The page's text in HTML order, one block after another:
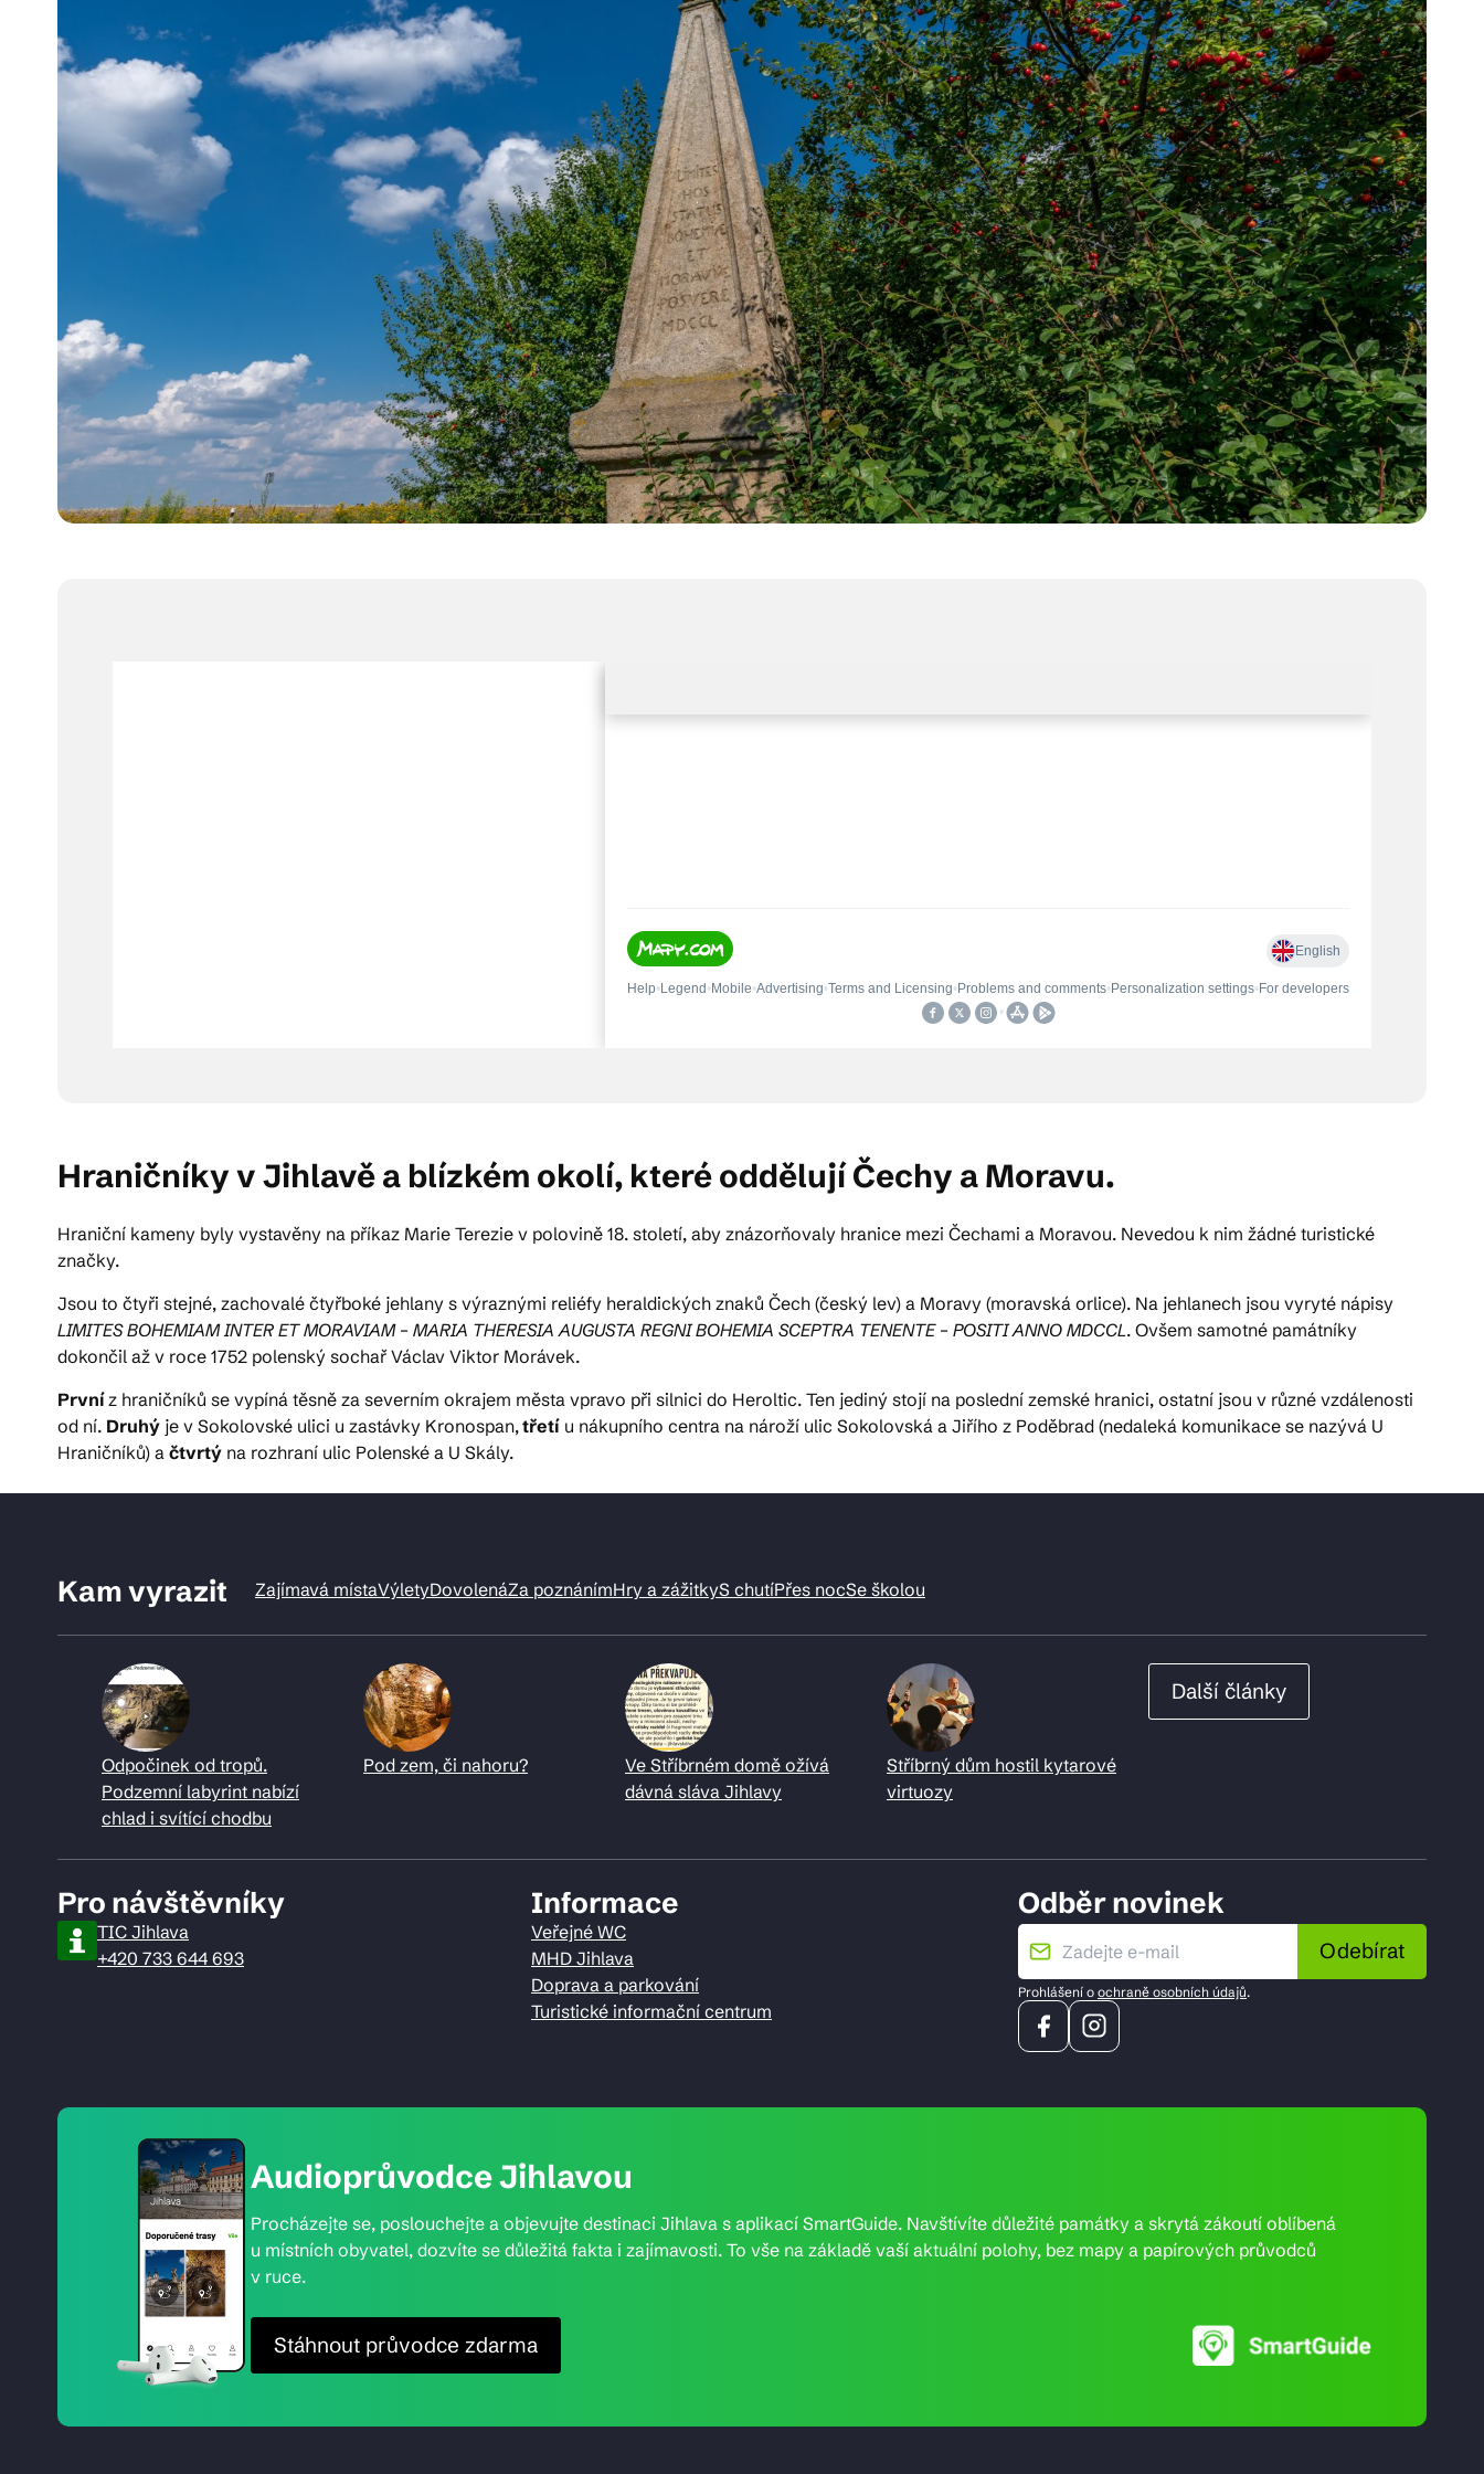
Praktické info
Kam vyrazit
CS EN DE
© 2026 Brána Jihlavy
Hraničníky v Jihlavě a blízkém okolí, které oddělují Čechy a Moravu.
Hraniční kameny byly vystavěny na příkaz Marie Terezie v polovině 18. století, aby znázorňovaly hranice mezi Čechami a Moravou. Nevedou k nim žádné turistické
značky.
Jsou to čtyři stejné, zachovalé čtyřboké jehlany s výraznými reliéfy heraldických znaků Čech (český lev) a Moravy (moravská orlice). Na jehlanech jsou vyryté nápisy
LIMITES BOHEMIAM INTER ET MORAVIAM – MARIA THERESIA AUGUSTA REGNI BOHEMIA SCEPTRA TENENTE – POSITI ANNO MDCCL. Ovšem samotné památníky
dokončil až v roce 1752 polenský sochař Václav Viktor Morávek.
Prvníz hraničníků se vypíná těsně za severním okrajem města vpravo při silnici do Heroltic. Ten jediný stojí na poslední zemské hranici, ostatní jsou v různé vzdálenosti
od ní. Druhý je v Sokolovské ulici u zastávky Kronospan,třetí u nákupního centra na nároží ulic Sokolovská a Jiřího z Poděbrad (nedaleká komunikace se nazývá U
Hraničníků) a čtvrtý na rozhraní ulic Polenské a U Skály.
Kam vyrazit Zajímavá místaVýletyDovolenáZa poznánímHry a zážitkyS chutíPřes nocSe školou
Odpočinek od tropů.
Podzemní labyrint nabízí
chlad i svítící chodbu
Pod zem, či nahoru?
Ve Stříbrném domě ožívá
dávná sláva Jihlavy
Stříbrný dům hostil kytarové
virtuozy
Další články
Pro návštěvníky
TIC Jihlava
+420 733 644 693
Informace
Veřejné WC
MHD Jihlava
Doprava a parkování
Turistické informační centrum
Odběr novinek
Odebírat
Prohlášení o ochraně osobních údajů.
Audioprůvodce Jihlavou
Procházejte se, poslouchejte a objevujte destinaci Jihlava s aplikací SmartGuide. Navštívíte důležité památky a skrytá zákoutí oblíbená
u místních obyvatel, dozvíte se důležitá fakta i zajímavosti. To vše na základě vaší aktuální polohy, bez mapy a papírových průvodců
v ruce.
Stáhnout průvodce zdarma